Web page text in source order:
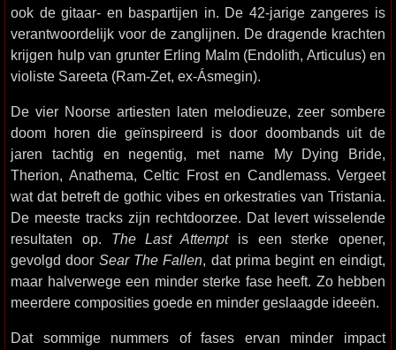
ook de gitaar- en baspartijen in. De 42-jarige zangeres is
verantwoordelijk voor de zanglijnen. De dragende krachten
krijgen hulp van grunter Erling Malm (Endolith, Articulus) en
violiste Sareeta (Ram-Zet, ex-Ásmegin).
De vier Noorse artiesten laten melodieuze, zeer sombere
doom horen die geïnspireerd is door doombands uit de
jaren tachtig en negentig, met name My Dying Bride,
Therion, Anathema, Celtic Frost en Candlemass. Vergeet
wat dat betreft de gothic vibes en orkestraties van Tristania.
De meeste tracks zijn rechtdoorzee. Dat levert wisselende
resultaten op. The Last Attemptis een sterke opener,
gevolgd door Sear The Fallen, dat prima begint en eindigt,
maar halverwege een minder sterke fase heeft. Zo hebben
meerdere composities goede en minder geslaagde ideeën.
Dat sommige nummers of fases ervan minder impact